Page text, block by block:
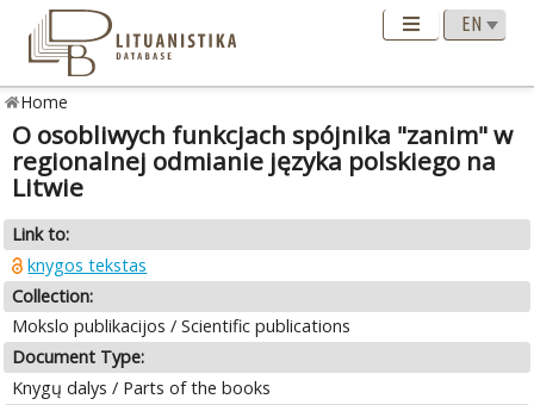
Home
O osobliwych funkcjach spójnika "zanim" w
regionalnej odmianie języka polskiego na
Litwie
Link to:
knygos tekstas
Collection:
Mokslo publikacijos / Scientific publications
Document Type:
Knygų dalys / Parts of the books